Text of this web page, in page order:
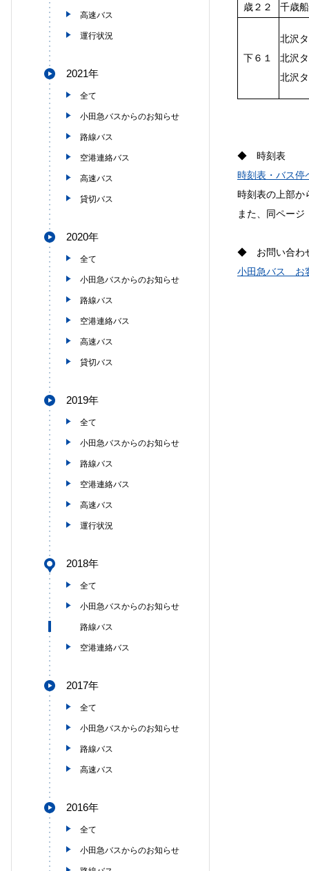
歳２２
千歳
下６１
北沢
北沢
北沢
◆ 時刻表
時刻表・バス停
時刻表の上部か
また、同ペー
◆ お問い合わ
小田急バス お
高速バス
運行状況
2021年
全て
小田急バスからのお知らせ
路線バス
空港連絡バス
高速バス
貸切バス
2020年
全て
小田急バスからのお知らせ
路線バス
空港連絡バス
高速バス
貸切バス
2019年
全て
小田急バスからのお知らせ
路線バス
空港連絡バス
高速バス
運行状況
2018年
全て
小田急バスからのお知らせ
路線バス
空港連絡バス
2017年
全て
小田急バスからのお知らせ
路線バス
高速バス
2016年
全て
小田急バスからのお知らせ